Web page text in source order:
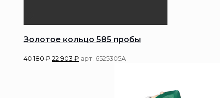
Золотое кольцо 585 пробы
40 180₽22 903 ₽ арт. 6525305А